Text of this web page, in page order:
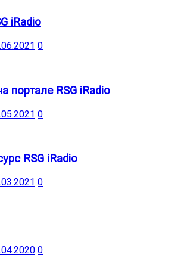
iRadio
0
портале RSG iRadio
0
RSG iRadio
0
0